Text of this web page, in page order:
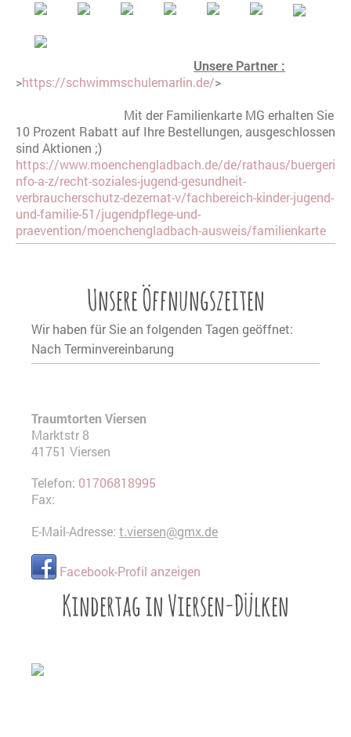
Unsere Partner :
>https://schwimmschulemarlin.de/>
Mit der Familienkarte MG erhalten Sie
10 Prozent Rabatt auf Ihre Bestellungen, ausgeschlossen
sind Aktionen ;)
https://www.moenchengladbach.de/de/rathaus/buergeri
nfo-a-z/recht-soziales-jugend-gesundheit-
verbraucherschutz-dezernat-v/fachbereich-kinder-jugend-
und-familie-51/jugendpflege-und-
praevention/moenchengladbach-ausweis/familienkarte
Unsere Öffnungszeiten
Wir haben für Sie an folgenden Tagen geöffnet:
Nach Terminvereinbarung
Traumtorten Viersen
Marktstr 8
41751 Viersen
Telefon: 01706818995
Fax:
E-Mail-Adresse: t.viersen@gmx.de
Facebook-Profil anzeigen
Kindertag in Viersen-Dülken